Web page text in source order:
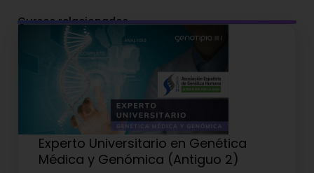
Cursos relacionados
Experto Universitario en Genética
Médica y Genómica (Antiguo 2)